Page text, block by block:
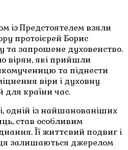
із Предстоятелем взяли
протоієрей Борис
та запрошене духовенство.
вірян, які прийшли
та піднести
віри і духовну
для країни час.
одній із найшанованіших
став особливим
Її життєвий подвиг і
залишаються джерелом